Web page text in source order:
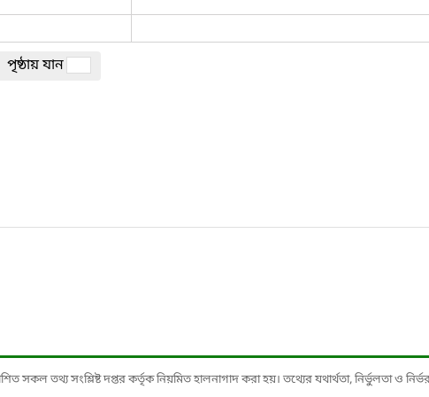
পৃষ্ঠায় যান
সকল তথ্য সংশ্লিষ্ট দপ্তর কর্তৃক নিয়মিত হালনাগাদ করা হয়। তথ্যের যথার্থতা, নির্ভুলতা ও